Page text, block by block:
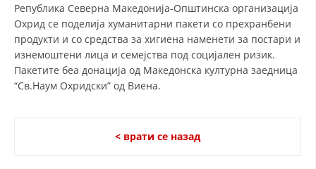
СТАТУТ НА ЦКРМ
Република Северна Македонија-Општинска организација
Охрид се поделија хуманитарни пакети со прехранбени
продукти и со средства за хигиена наменети за постари и
изнемоштени лица и семејства под социјален ризик.
Пакетите беа донација од Македонска културна заедница
“Св.Наум Охридски” од Виена.
< врати се назад